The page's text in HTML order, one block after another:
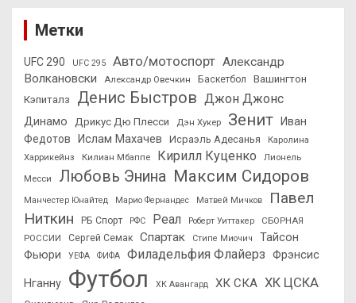
Метки
UFC 290 UFC 295 Авто/мотоспорт Александр
Волкановски
Александр Овечкин Баскетбол
Вашингтон
Кэпиталз
Денис Быстров Джон Джонс
Динамо Дрикус Дю Плесси Дэн Хукер Зенит
Иван
Федотов
Ислам Махачев Исраэль Адесанья
Каролина
Харрикейнз
Килиан Мбаппе Кирилл Куценко
Лионель
Месси
Любовь Энина Максим Сидоров
Манчестер Юнайтед Марио Фернандес Матвей Мичков
Павел
Ниткин
РБ Спорт РФС Реал Роберт Уиттакер
СБОРНАЯ
РОССИИ
Сергей Семак Спартак Стипе Миочич
Тайсон
Фьюри
УЕФА ФИФА Филадельфия Флайерз Фрэнсис
Нганну Футбол ХК Авангард ХК СКА ХК ЦСКА